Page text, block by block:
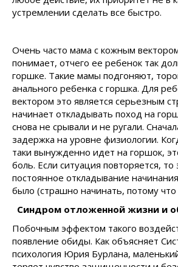
устремлении сделать все быстро.
Очень часто мама с кожным
понимает, отчего ее ребенок так
горшке. Такие мамы подгоняют,
анального ребенка с горшка. Для
вектором это является серьезным
начинает откладывать поход на
снова не срывали и не ругали.
задержка на уровне физиологии.
таки вынужденно идет на горшок,
боль. Если ситуация повторяется, то
постоянное откладывание
было (страшно начинать, потому
Синдром отложенной жизни и
Побочным эффектом такого
появление обиды. Как объясняет
психология Юрия Бурлана,